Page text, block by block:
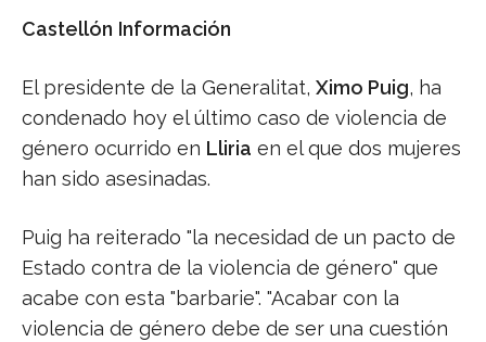
Castellón Información
El presidente de la Generalitat, Ximo Puig, ha
condenado hoy el último caso de violencia de
género ocurrido en Lliria en el que dos mujeres
han sido asesinadas.
Puig ha reiterado "la necesidad de un pacto de
Estado contra de la violencia de género" que
acabe con esta "barbarie". "Acabar con la
violencia de género debe de ser una cuestión